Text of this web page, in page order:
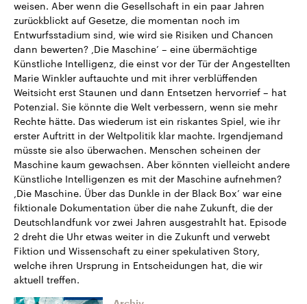
weisen. Aber wenn die Gesellschaft in ein paar Jahren
zurückblickt auf Gesetze, die momentan noch im
Entwurfsstadium sind, wie wird sie Risiken und Chancen
dann bewerten? ,Die Maschine’ – eine übermächtige
Künstliche Intelligenz, die einst vor der Tür der Angestellten
Marie Winkler auftauchte und mit ihrer verblüffenden
Weitsicht erst Staunen und dann Entsetzen hervorrief – hat
Potenzial. Sie könnte die Welt verbessern, wenn sie mehr
Rechte hätte. Das wiederum ist ein riskantes Spiel, wie ihr
erster Auftritt in der Weltpolitik klar machte. Irgendjemand
müsste sie also überwachen. Menschen scheinen der
Maschine kaum gewachsen. Aber könnten vielleicht andere
Künstliche Intelligenzen es mit der Maschine aufnehmen?
,Die Maschine. Über das Dunkle in der Black Box’ war eine
fiktionale Dokumentation über die nahe Zukunft, die der
Deutschlandfunk vor zwei Jahren ausgestrahlt hat. Episode
2 dreht die Uhr etwas weiter in die Zukunft und verwebt
Fiktion und Wissenschaft zu einer spekulativen Story,
welche ihren Ursprung in Entscheidungen hat, die wir
aktuell treffen.